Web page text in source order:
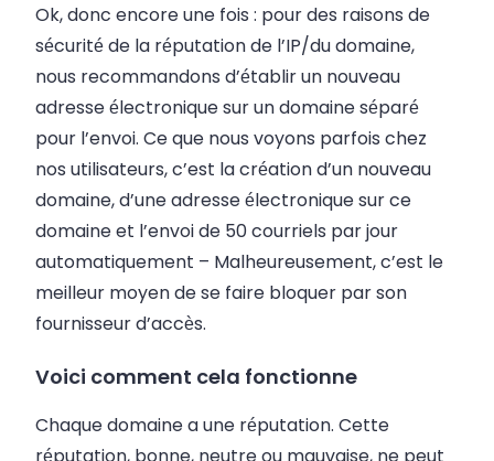
Ok, donc encore une fois : pour des raisons de
sécurité de la réputation de l’IP/du domaine,
nous recommandons d’établir un nouveau
adresse électroniquesur un domaine séparé
pour l’envoi. Ce que nous voyons parfois chez
nos utilisateurs, c’est la création d’un nouveau
domaine, d’une adresse électronique sur ce
domaine et l’envoi de 50courriels par jour
automatiquement – Malheureusement, c’est le
meilleur moyen de se faire bloquer par son
fournisseur d’accès.
Voici comment cela fonctionne
Chaque domaine a une réputation. Cette